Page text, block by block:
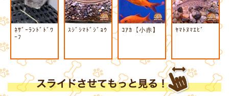
ﾈｻﾞｰﾗﾝﾄﾞﾄﾞﾜ
ｰﾌ
ｽｼﾞｼﾏﾄﾞｼﾞｮｳ ｺｱｶ【小赤】 ﾔﾏﾄﾇﾏｴﾋﾞ